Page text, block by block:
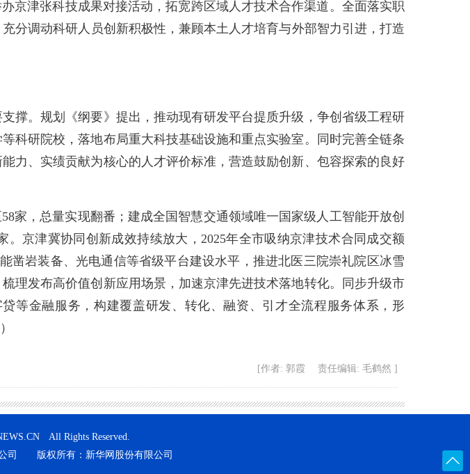
京津张科技成果对接活动，拓宽跨区域人才技术合作渠道。全面落实职
分调动科研人员创新积极性，兼顾本土人才培育与外部智力引进，打造
。规划《纲要》提出，推动现有研发平台提质升级，争创省级工程研
科研院校，落地布局重大科技基础设施和重点实验室。同时完善全链条
力、实绩贡献为核心的人才评价标准，营造鼓励创新、包容探索的良好
，总量实现翻番；建成全国智慧交通领域唯一国家级人工智能开放创
京津冀协同创新成效持续放大，2025年全市吸纳京津技术合同成交额
凿岩装备、光电通信等省级平台建设水平，推进北医三院崇礼院区冰雪
理发布高价值创新应用场景，加速京津先进技术落地转化。同步升级市
等金融服务，构建覆盖研发、转化、融资、引才全流程服务体系，形
霞）
[作者: 郭霞 责任编辑: 毛鹤然 ]
All Rights Reserved.
司 版权所有：新华网股份有限公司